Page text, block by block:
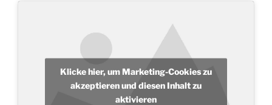
Klicke hier, um Marketing-Cookies zu
akzeptieren und diesen Inhalt zu
aktivieren